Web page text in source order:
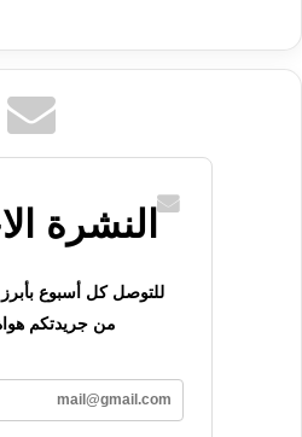
النشرة
للتوصل كل أسبوع بأبرز
من جريدتكم